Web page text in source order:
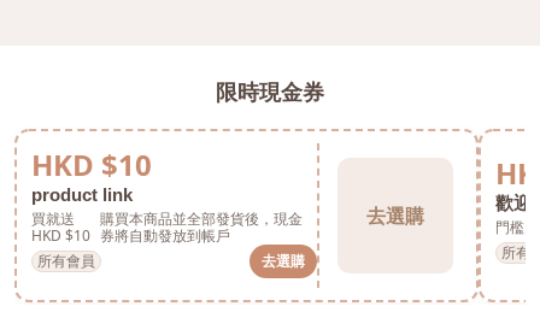
限時現金券
HKD $10
product link
買就送
HKD $10
購買本商品並全部發貨後，現金
券將自動發放到帳戶
所有會員
去選購
去選購
歡迎
門檻
所有